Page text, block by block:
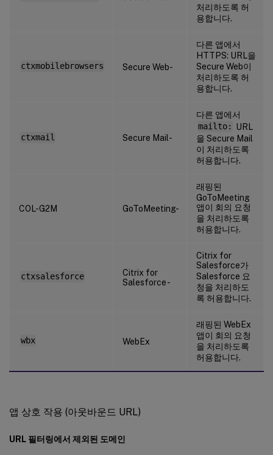
처리하도록 허
용합니다.
ctxmobilebrowsers Secure Web-
다른 앱에서
HTTPS: URL을
Secure Web이
처리하도록 허
용합니다.
ctxmail Secure Mail-
다른 앱에서
mailto:
URL
을 Secure Mail
이 처리하도록
허용합니다.
COL-G2M GoToMeeting-
래핑된
GoToMeeting
앱이 회의 요청
을 처리하도록
허용합니다.
ctxsalesforce
Citrix for
Salesforce -
Citrix for
Salesforce가
Salesforce 요
청을 처리하도
록 허용합니다.
wbx WebEx
래핑된 WebEx
앱이 회의 요청
을 처리하도록
허용합니다.
앱 상호 작용 (아웃바운드 URL)
URL 필터링에서 제외된 도메인